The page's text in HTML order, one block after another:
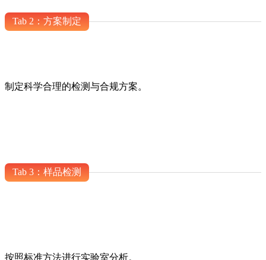
Tab 2：方案制定
制定科学合理的检测与合规方案。
Tab 3：样品检测
按照标准方法进行实验室分析。